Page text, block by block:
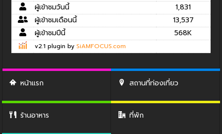
ผู้เข้าชมวันนี้
1,831
ผู้เข้าชมเดือนนี้
13,537
ผู้เข้าชมปีนี้
568K
v2.1 plugin by SiAMFOCUS.com
หน้าแรก สถานที่ท่องเที่ยว
ร้านอาหาร ที่พัก